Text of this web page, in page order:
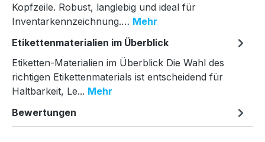
Kopfzeile. Robust, langlebig und ideal für
Inventarkennzeichnung.… Mehr
Etikettenmaterialien im Überblick
Etiketten-Materialien im Überblick Die Wahl des
richtigen Etikettenmaterials ist entscheidend für
Haltbarkeit, Le... Mehr
Bewertungen